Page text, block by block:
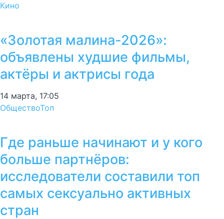
Кино
«Золотая малина-2026»:
объявлены худшие фильмы,
актёры и актрисы года
14 марта, 17:05
ОбществоТоп
Где раньше начинают и у кого
больше партнёров:
исследователи составили топ
самых сексуально активных
стран